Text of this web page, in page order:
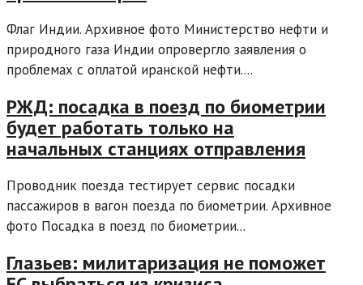
Флаг Индии. Архивное фото Министерство нефти и
природного газа Индии опровергло заявления о
проблемах с оплатой иранской нефти....
РЖД: посадка в поезд по биометрии
будет работать только на
начальных станциях отправления
Проводник поезда тестирует сервис посадки
пассажиров в вагон поезда по биометрии. Архивное
фото Посадка в поезд по биометрии...
Глазьев: милитаризация не поможет